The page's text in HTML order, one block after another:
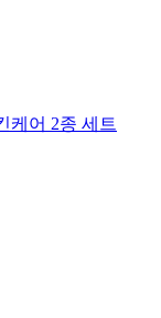
케어 2종 세트